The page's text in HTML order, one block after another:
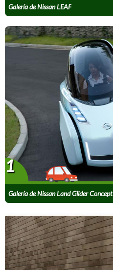
Galería de Nissan LEAF
Galería de Nissan Land Glider Concept
1